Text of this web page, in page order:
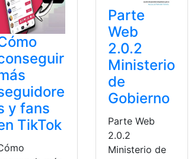
y fans
TikTok
Parte
Web
2.0.2
Ministerio
de
Gobierno
Parte Web
2.0.2
Ministerio de